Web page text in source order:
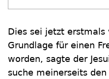
Dies sei jetzt
Grundlage für einen
worden, sagte der
suche meinerseits